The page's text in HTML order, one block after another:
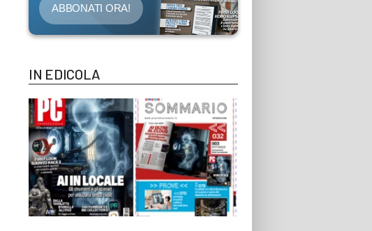
ABBONATI ORA!
IN EDICOLA